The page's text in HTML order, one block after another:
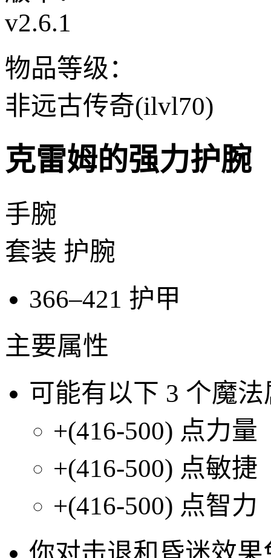
v2.6.1
物品等级：
非远古传奇(ilvl70)
克雷姆的强力护腕
手腕
套装 护腕
366–421 护甲
主要属性
可能有以下 3 个魔
+(416-500) 点力量
+(416-500) 点敏捷
+(416-500) 点智力